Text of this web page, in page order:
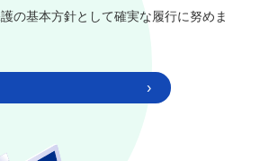
の基本方針として確実な履行に努めま
›